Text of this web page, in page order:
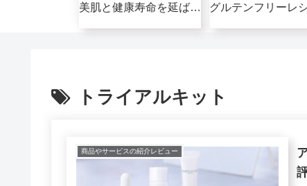
美肌と健康寿命を延ばすコツ無料講座
トライアルキット
商品やサービスの紹介レビュー